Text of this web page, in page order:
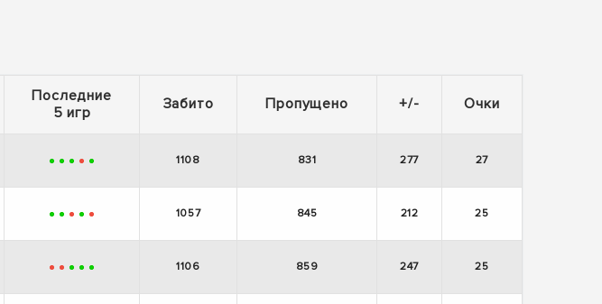
Последние
5 игр
Забито Пропущено +/- Очки
+ + + - + 1108 831 277 27
+ + - + - 1057 845 212 25
- - + + + 1106 859 247 25